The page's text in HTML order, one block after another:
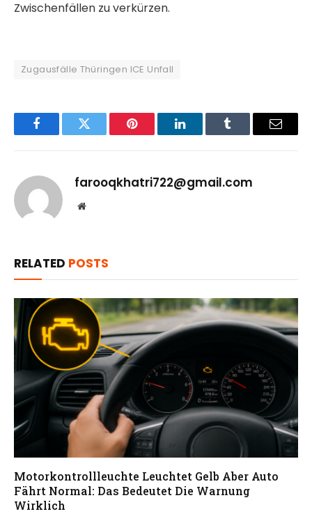
Zwischenfällen zu verkürzen.
Zugausfälle Thüringen ICE Unfall
FacebookTwitter Pinterest LinkedInTumblr Email
farooqkhatri722@gmail.com
Website
RELATED POSTS
Motorkontrollleuchte Leuchtet Gelb Aber Auto
Fährt Normal: Das Bedeutet Die Warnung
Wirklich